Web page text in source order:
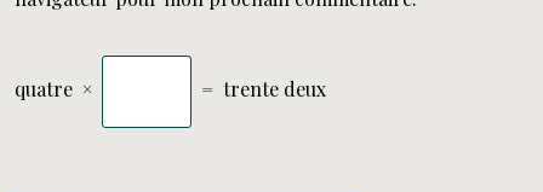
quatre × = trente deux